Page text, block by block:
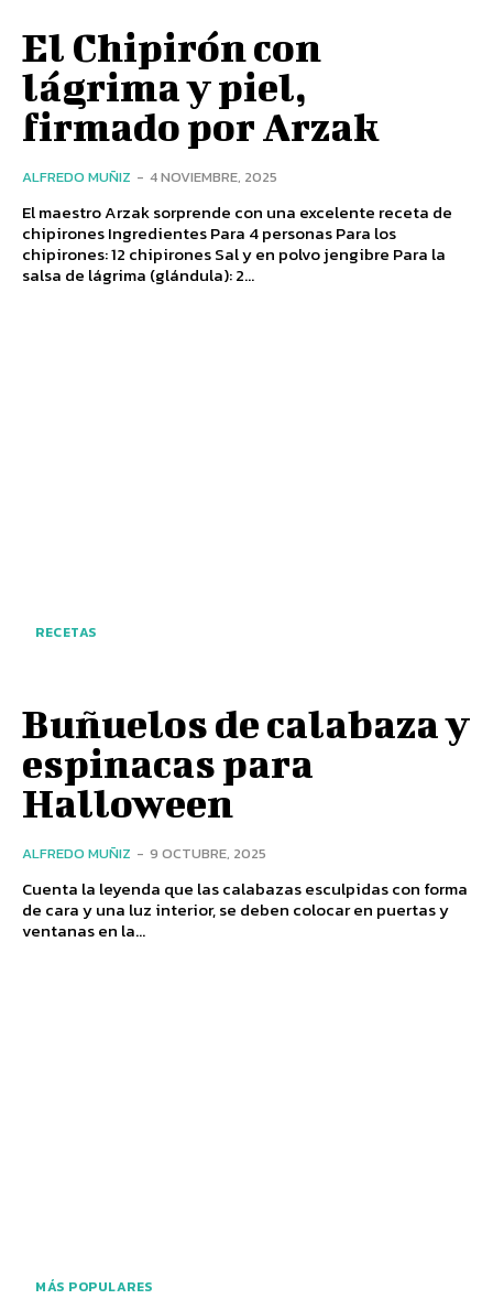
El Chipirón con
lágrima y piel,
firmado por Arzak
ALFREDO MUÑIZ - 4 NOVIEMBRE, 2025
El maestro Arzak sorprende con una excelente receta de
chipirones Ingredientes Para 4 personas Para los
chipirones: 12 chipirones Sal y en polvo jengibre Para la
salsa de lágrima (glándula): 2...
RECETAS
Buñuelos de calabaza y
espinacas para
Halloween
ALFREDO MUÑIZ - 9 OCTUBRE, 2025
Cuenta la leyenda que las calabazas esculpidas con forma
de cara y una luz interior, se deben colocar en puertas y
ventanas en la...
MÁS POPULARES